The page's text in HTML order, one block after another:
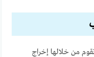
من خلالها إخراج